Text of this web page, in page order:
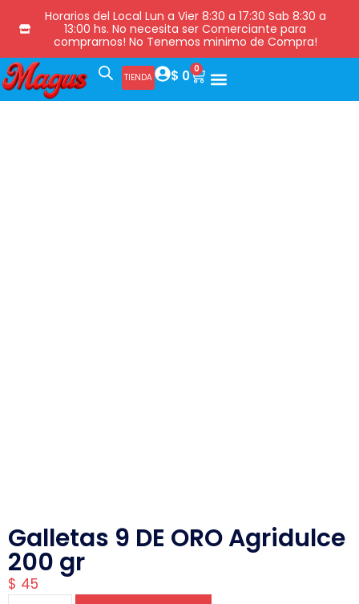
Horarios del Local Lun a Vier 8:30 a 17:30 Sab 8:30 a
13:00 hs. No necesita ser Comerciante para
comprarnos! No Tenemos minimo de Compra!
TIENDA $ 0 0
Galletas 9 DE ORO Agridulce
200 gr
$ 45